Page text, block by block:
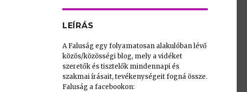
LEÍRÁS
A Faluság egy folyamatosan alakulóban lévő
közös/közösségi blog, mely a vidéket
szeretők és tisztelők mindennapi és
szakmai írásait, tevékenységeit fogná össze.
Faluság a facebookon: